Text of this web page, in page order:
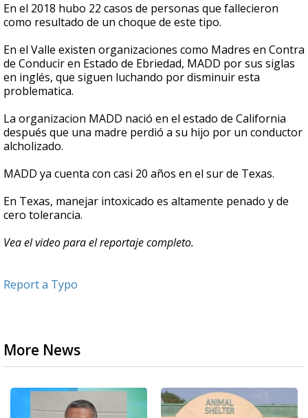
En el 2018 hubo 22 casos de personas que fallecieron
como resultado de un choque de este tipo.
En el Valle existen organizaciones como Madres en Contra
de Conducir en Estado de Ebriedad, MADD por sus siglas
en inglés, que siguen luchando por disminuir esta
problematica.
La organizacion MADD nació en el estado de California
después que una madre perdió a su hijo por un conductor
alcholizado.
MADD ya cuenta con casi 20 años en el sur de Texas.
En Texas, manejar intoxicado es altamente penado y de
cero tolerancia.
Vea el video para el reportaje completo.
Report a Typo
More News